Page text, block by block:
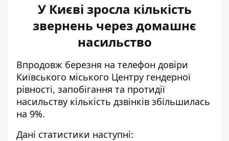
У Києві зросла кількість
звернень через домашнє
насильство
Впродовж березня на телефон довіри
Київського міського Центру гендерної
рівності, запобігання та протидії
насильству кількість дзвінків збільшилась
на 9%.
Дані статистики наступні: